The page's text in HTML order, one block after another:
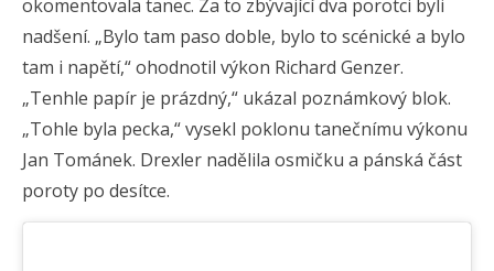
okomentovala tanec. Za to zbývající dva porotci byli
nadšení. „Bylo tam paso doble, bylo to scénické a bylo
tam i napětí,“ ohodnotil výkon Richard Genzer.
„Tenhle papír je prázdný,“ ukázal poznámkový blok.
„Tohle byla pecka,“ vysekl poklonu tanečnímu výkonu
Jan Tománek. Drexler nadělila osmičku a pánská část
poroty po desítce.